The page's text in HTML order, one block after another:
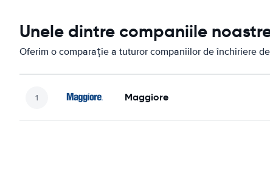
Unele dintre companiile
Oferim o comparație a tuturor companiilor de închiriere
Maggiore